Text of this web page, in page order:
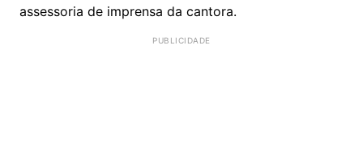
assessoria de imprensa da cantora.